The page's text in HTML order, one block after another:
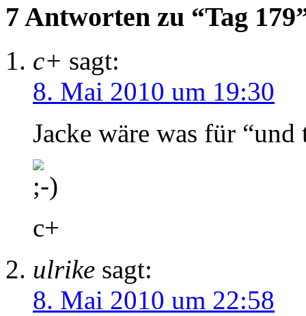
7 Antworten zu “Tag
c+ sagt:
8. Mai 2010 um 19:30
Jacke wäre was für “und
c+
ulrike sagt:
8. Mai 2010 um 22:58